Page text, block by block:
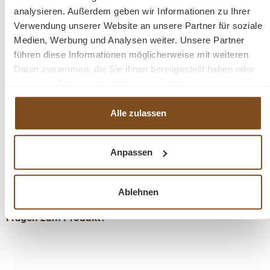
analysieren. Außerdem geben wir Informationen zu Ihrer
Verwendung unserer Website an unsere Partner für soziale
Medien, Werbung und Analysen weiter. Unsere Partner
führen diese Informationen möglicherweise mit weiteren
Daten zusammen, die Sie ihnen bereitgestellt haben oder
haben.
Alle zulassen
Anpassen
Ablehnen
Höhe Unterteil: 90cm
Details:
Gewicht:
Farbe: Diese Vitrine ist grau weiss
Konzept:Vincenza
Fertig montiert - 2 Teile
Fragen zum Produkt?